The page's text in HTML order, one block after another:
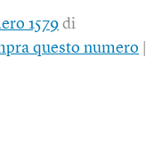
1579 di
questo numero